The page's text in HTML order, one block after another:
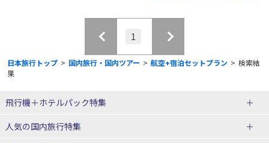
1
日本旅行トップ > 国内旅行・国内ツアー > 航空+宿泊セットプラン > 検索結
果
飛行機＋ホテルパック特集
赤い風船ダイナミックパッケージ
ＪＡＬで行く飛行機+ホテルパック
人気の国内旅行特集